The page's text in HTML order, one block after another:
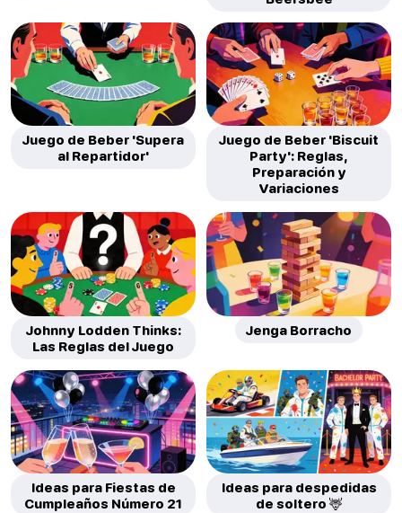
Juego de Beber 'Supera
al Repartidor'
Juego de Beber 'Biscuit
Party': Reglas,
Preparación y
Variaciones
Johnny Lodden Thinks:
Las Reglas del Juego
Jenga Borracho
Ideas para Fiestas de
Cumpleaños Número 21
Ideas para despedidas
de soltero 🦌